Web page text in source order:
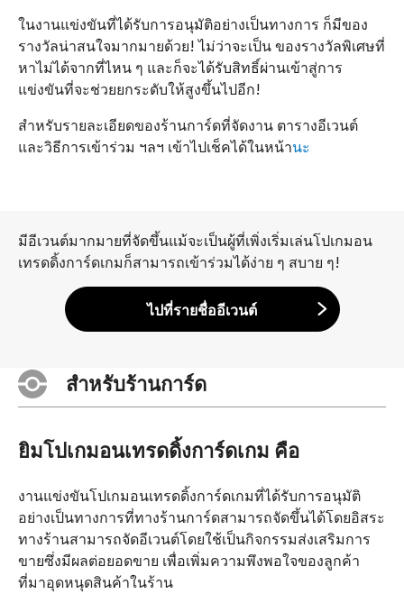
ในงานแข่งขันที่ได้รับการอนุมัติอย่างเป็นทางการ ก็มีของ
รางวัลน่าสนใจมากมายด้วย! ไม่ว่าจะเป็น ของรางวัลพิเศษที่
หาไม่ได้จากที่ไหน ๆ และก็จะได้รับสิทธิ์ผ่านเข้าสู่การ
แข่งขันที่จะช่วยยกระดับให้สูงขึ้นไปอีก!
สำหรับรายละเอียดของร้านการ์ดที่จัดงาน ตารางอีเวนต์
และวิธีการเข้าร่วม ฯลฯ เข้าไปเช็คได้ในหน้านะ
มีอีเวนต์มากมายที่จัดขึ้นแม้จะเป็นผู้ที่เพิ่งเริ่มเล่นโปเกมอน
เทรดดิ้งการ์ดเกมก็สามารถเข้าร่วมได้ง่าย ๆ สบาย ๆ!
ไปที่รายชื่ออีเวนต์
สำหรับร้านการ์ด
ยิมโปเกมอนเทรดดิ้งการ์ดเกม คือ
งานแข่งขันโปเกมอนเทรดดิ้งการ์ดเกมที่ได้รับการอนุมัติ
อย่างเป็นทางการที่ทางร้านการ์ดสามารถจัดขึ้นได้โดยอิสระ
ทางร้านสามารถจัดอีเวนต์โดยใช้เป็นกิจกรรมส่งเสริมการ
ขายซึ่งมีผลต่อยอดขาย เพื่อเพิ่มความพึงพอใจของลูกค้า
ที่มาอุดหนุดสินค้าในร้าน